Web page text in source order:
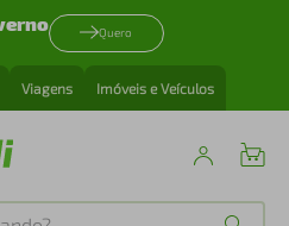
Quero
Viagens Imóveis e Veículos